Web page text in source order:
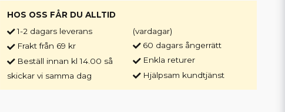
HOS OSS FÅR DU ALLTID
1-2 dagars leverans
Frakt från 69 kr
Beställ innan kl 14.00 så
skickar vi samma dag
(vardagar)
60 dagars ångerrätt
Enkla returer
Hjälpsam kundtjänst